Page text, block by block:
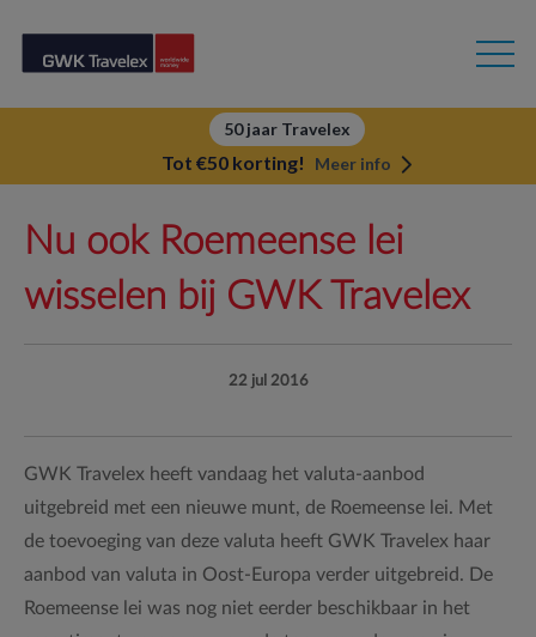
50 jaar Travelex
Tot €50 korting! Meer info
Nu ook Roemeense lei
wisselen bij GWK Travelex
22 jul 2016
GWK Travelex heeft vandaag het valuta-aanbod
uitgebreid met een nieuwe munt, de Roemeense lei. Met
de toevoeging van deze valuta heeft GWK Travelex haar
aanbod van valuta in Oost-Europa verder uitgebreid. De
Roemeense lei was nog niet eerder beschikbaar in het